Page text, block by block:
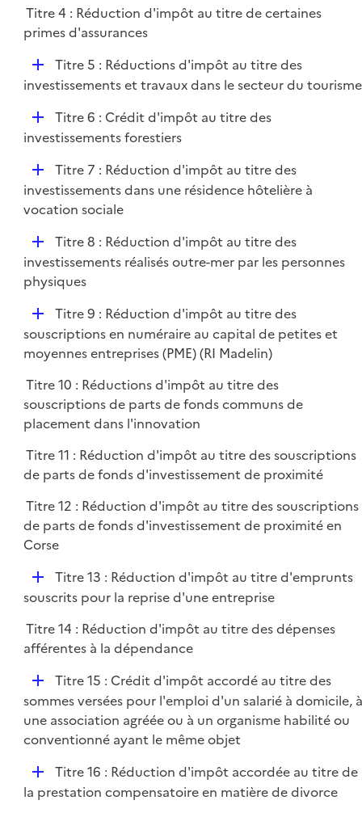
Titre 4 : Réduction d'impôt au titre de certaines
primes d'assurances
D
é
i
Titre 5 : Réductions d'impôt au titre des
investissements et travaux dans le secteur du tourisme
D
é
i
e
Titre 6 : Crédit d'impôt au titre des
investissements forestiers
D
é
p
e
r
Titre 7 : Réduction d'impôt au titre des
investissements dans une résidence hôtelière à
vocation sociale
D
é
p
e
r
Titre 8 : Réduction d'impôt au titre des
investissements réalisés outre-mer par les personnes
physiques
D
é
p
i
e
r
Titre 9 : Réduction d'impôt au titre des
souscriptions en numéraire au capital de petites et
moyennes entreprises (PME) (RI Madelin)
Titre 10 : Réductions d'impôt au titre des
souscriptions de parts de fonds communs de
placement dans l'innovation
Titre 11 : Réduction d'impôt au titre des souscriptions
de parts de fonds d'investissement de proximité
Titre 12 : Réduction d'impôt au titre des souscriptions
de parts de fonds d'investissement de proximité en
Corse
D
é
l
i
Titre 13 : Réduction d'impôt au titre d'emprunts
souscrits pour la reprise d'une entreprise
Titre 14 : Réduction d'impôt au titre des dépenses
afférentes à la dépendance
D
é
p
l
r
Titre 15 : Crédit d'impôt accordé au titre des
sommes versées pour l'emploi d'un salarié à domicile, à
une association agréée ou à un organisme habilité ou
conventionné ayant le même objet
D
é
Titre 16 : Réduction d'impôt accordée au titre de
la prestation compensatoire en matière de divorce